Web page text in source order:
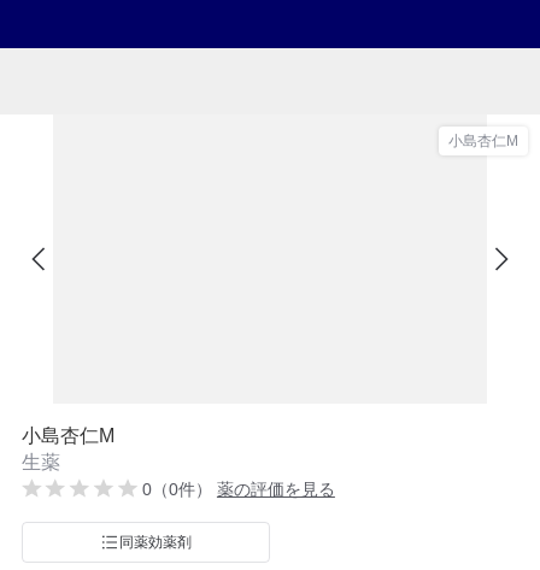
小島杏仁M
小島杏仁M
生薬
0（0件） 薬の評価を見る
同薬効薬剤